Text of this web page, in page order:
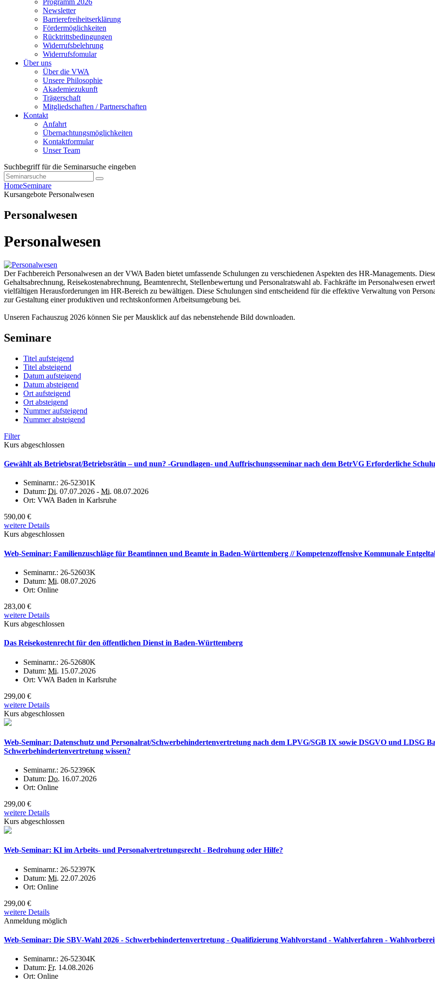
Programm 2026
Newsletter
Barrierefreiheitserklärung
Fördermöglichkeiten
Rücktrittsbedingungen
Widerrufsbelehrung
Widerrufsfomular
Über uns
Über die VWA
Unsere Philosophie
Akademiezukunft
Trägerschaft
Mitgliedschaften / Partnerschaften
Kontakt
Anfahrt
Übernachtungsmöglichkeiten
Kontaktformular
Unser Team
Suchbegriff für die Seminarsuche eingeben
HomeSeminare
Kursangebote Personalwesen
Personalwesen
Personalwesen
Der Fachbereich Personalwesen an der VWA Baden bietet umfassende Schulungen zu verschiedenen Aspekten des HR-Managements.
Gehaltsabrechnung, Reisekostenabrechnung, Beamtenrecht, Stellenbewertung und Personalratswahl ab. Fachkräfte im Personalwesen
vielfältigen Herausforderungen im HR-Bereich zu bewältigen. Diese Schulungen sind entscheidend für die effektive Verwaltung von
zur Gestaltung einer produktiven und rechtskonformen Arbeitsumgebung bei.
Unseren Fachauszug 2026 können Sie per Mausklick auf das nebenstehende Bild downloaden.
Seminare
Titel aufsteigend
Titel absteigend
Datum aufsteigend
Datum absteigend
Ort aufsteigend
Ort absteigend
Nummer aufsteigend
Nummer absteigend
Filter
Kurs abgeschlossen
Gewählt als Betriebsrat/Betriebsrätin – und nun? -Grundlagen- und Auffrischungsseminar nach dem BetrVG Erforderliche
Seminarnr.: 26-52301K
Datum: Di. 07.07.2026 - Mi. 08.07.2026
Ort: VWA Baden in Karlsruhe
590,00 €
weitere Details
Kurs abgeschlossen
Web-Seminar: Familienzuschläge für Beamtinnen und Beamte in Baden-Württemberg // Kompetenzoffensive Kommunale
Seminarnr.: 26-52603K
Datum: Mi. 08.07.2026
Ort: Online
283,00 €
weitere Details
Kurs abgeschlossen
Das Reisekostenrecht für den öffentlichen Dienst in Baden-Württemberg
Seminarnr.: 26-52680K
Datum: Mi. 15.07.2026
Ort: VWA Baden in Karlsruhe
299,00 €
weitere Details
Kurs abgeschlossen
Web-Seminar: Datenschutz und Personalrat/Schwerbehindertenvertretung nach dem LPVG/SGB IX sowie DSGVO und LDSG
Schwerbehindertenvertretung wissen?
Seminarnr.: 26-52396K
Datum: Do. 16.07.2026
Ort: Online
299,00 €
weitere Details
Kurs abgeschlossen
Web-Seminar: KI im Arbeits- und Personalvertretungsrecht - Bedrohung oder Hilfe?
Seminarnr.: 26-52397K
Datum: Mi. 22.07.2026
Ort: Online
299,00 €
weitere Details
Anmeldung möglich
Web-Seminar: Die SBV-Wahl 2026 - Schwerbehindertenvertretung - Qualifizierung Wahlvorstand - Wahlverfahren -
Seminarnr.: 26-52304K
Datum: Fr. 14.08.2026
Ort: Online